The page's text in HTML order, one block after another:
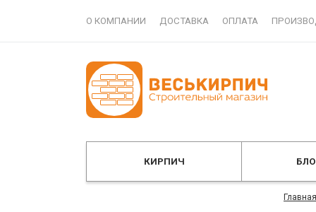
О КОМПАНИИ ДОСТАВКА ОПЛАТА
КИРПИЧ
Главная